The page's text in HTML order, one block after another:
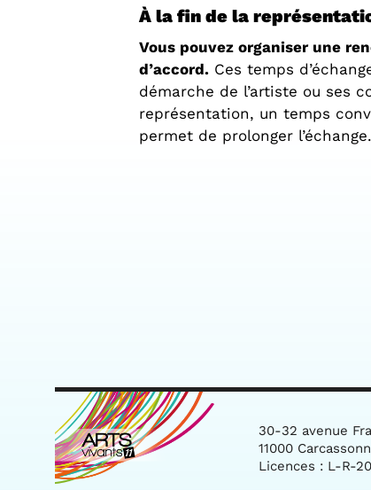
À la fin de la
Vous pouvez organiser une
d’accord. Ces temps
démarche de l’artiste ou ses
représentation, un temps
permet de prolonger l’échange.
30-32 avenue
11000
Licences : L-R-